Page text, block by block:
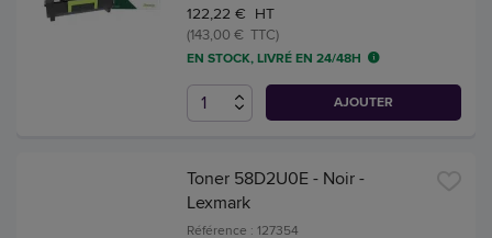
122,22 € HT
(143,00 € TTC)
EN STOCK, LIVRÉ EN 24/48H
AJOUTER
Toner 58D2U0E - Noir -
Lexmark
Référence : 127354